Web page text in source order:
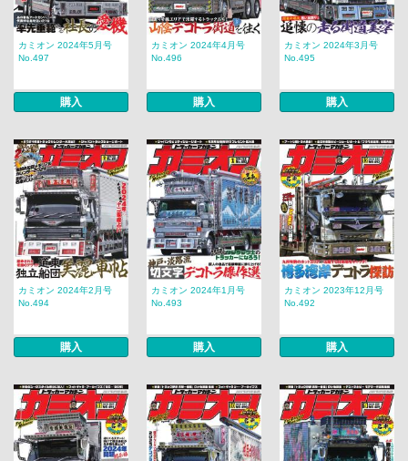
カミオン 2024年5月号
No.497
購入
カミオン 2024年4月号
No.496
購入
カミオン 2024年3月号
No.495
購入
カミオン 2024年2月号
No.494
購入
カミオン 2024年1月号
No.493
購入
カミオン 2023年12月号
No.492
購入